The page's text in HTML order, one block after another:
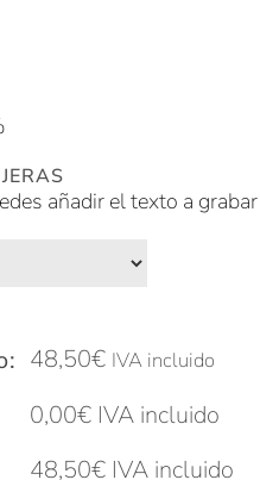
añadir el texto a grabar
48,50€ IVA incluido
0,00€IVA incluido
48,50€IVA incluido